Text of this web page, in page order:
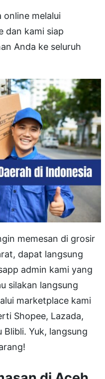
online melalui
dan kami siap
Anda ke seluruh
memesan di grosir
dapat langsung
admin kami yang
silakan langsung
marketplace kami
Shopee, Lazada,
Yuk, langsung